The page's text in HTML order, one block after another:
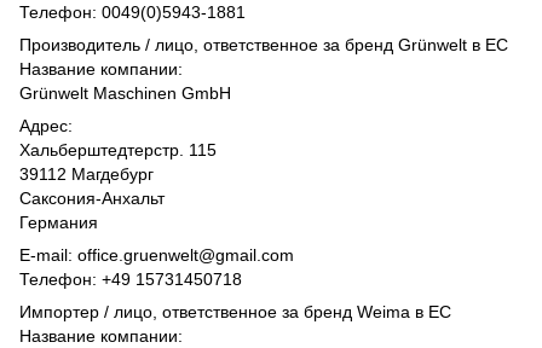
Телефон: 0049(0)5943-1881
Производитель / лицо, ответственное за бренд Grünwelt в ЕС
Название компании:
Grünwelt Maschinen GmbH
Адрес:
Хальберштедтерстр. 115
39112 Магдебург
Саксония-Анхальт
Германия
E-mail: office.gruenwelt@gmail.com
Телефон: +49 15731450718
Импортер / лицо, ответственное за бренд Weima в ЕС
Название компании: